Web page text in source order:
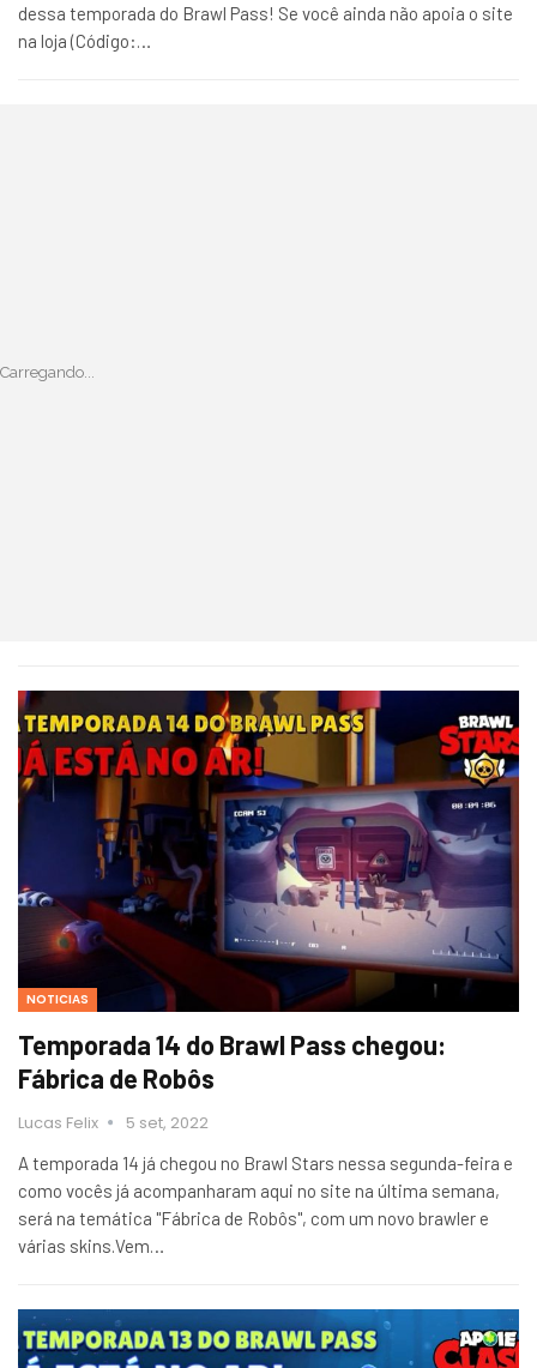
dessa temporada do Brawl Pass! Se você ainda não apoia o site
na loja (Código:…
Carregando...
NOTICIAS
Temporada 14 do Brawl Pass chegou:
Fábrica de Robôs
Lucas Felix 5 set, 2022
A temporada 14 já chegou no Brawl Stars nessa segunda-feira e
como vocês já acompanharam aqui no site na última semana,
será na temática "Fábrica de Robôs", com um novo brawler e
várias skins.Vem…